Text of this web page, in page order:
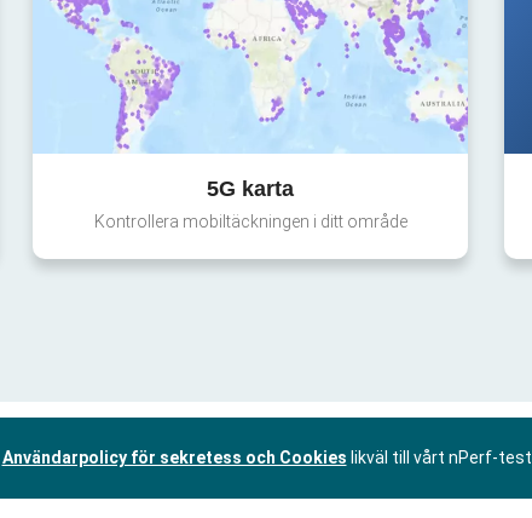
5G karta
Kontrollera mobiltäckningen i ditt område
Användarpolicy för sekretess och Cookies likväl till vårt nPerf-test